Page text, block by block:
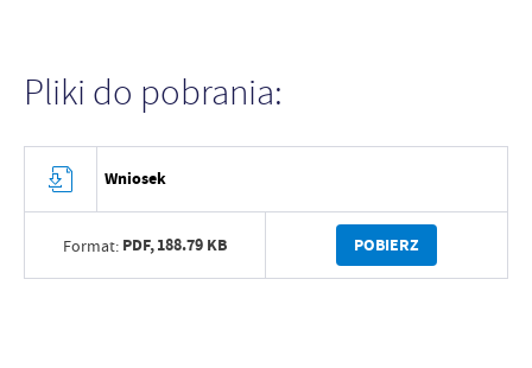
Pliki do pobrania:
Wniosek
Format: PDF,188.79 KB POBIERZ